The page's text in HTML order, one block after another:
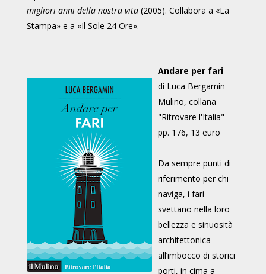
migliori anni della nostra vita(2005). Collabora a «La
Stampa» e a «Il Sole 24 Ore».
Andare per fari
di Luca Bergamin
Mulino, collana
"Ritrovare l'Italia"
pp. 176, 13 euro
Da sempre punti di
riferimento per chi
naviga, i fari
svettano nella loro
bellezza e sinuosità
architettonica
all’imbocco di storici
porti, in cima a